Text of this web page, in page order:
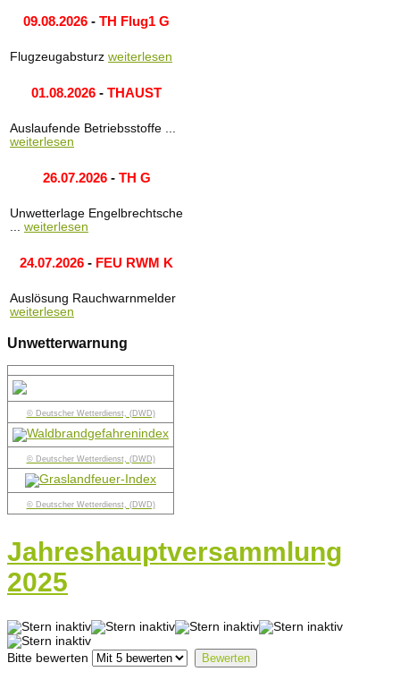
09.08.2026 - TH Flug1 G
Flugzeugabsturz weiterlesen
01.08.2026 - THAUST
Auslaufende Betriebsstoffe ...
weiterlesen
26.07.2026- TH G
Unwetterlage Engelbrechtsche
... weiterlesen
24.07.2026 - FEU RWM K
Auslösung Rauchwarnmelder
weiterlesen
Unwetterwarnung
© Deutscher Wetterdienst, (DWD)
© Deutscher Wetterdienst, (DWD)
© Deutscher Wetterdienst, (DWD)
Jahreshauptversammlung
2025
Bitte bewerten